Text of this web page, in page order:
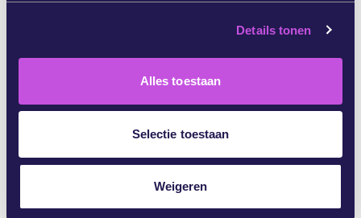
Details tonen
Alles toestaan
Selectie toestaan
Weigeren
3/levels-of-microplastics-in-human-brains-may-be-
rapidly-rising-study-suggests
https://www.theguardian.com/environment/2024/feb/2